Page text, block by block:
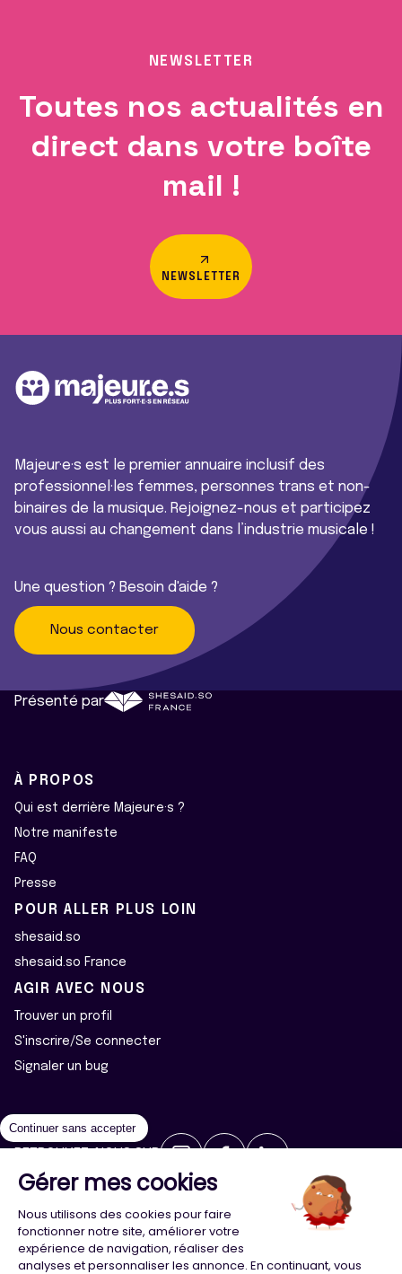
NEWSLETTER
Toutes nos actualités en
direct dans votre boîte
mail !
NEWSLETTER
Majeur·e·s est le premier annuaire inclusif des
professionnel·les femmes, personnes trans et non-
binaires de la musique. Rejoignez-nous et participez
vous aussi au changement dans l’industrie musicale !
Une question ? Besoin d'aide ?
Nous contacter
Présenté par
À PROPOS
Qui est derrière Majeur·e·s ?
Notre manifeste
FAQ
Presse
POUR ALLER PLUS LOIN
shesaid.so
shesaid.so France
AGIR AVEC NOUS
Trouver un profil
S'inscrire/Se connecter
Signaler un bug
2026 ©Majeur·e·s - Tous droits réservés
Politique de confidentialité
Cookies
Conception Agence Adeliom
Continuer sans accepter
Gérer mes cookies
Nous utilisons des cookies pour faire
fonctionner notre site, améliorer votre
expérience de navigation, réaliser des
analyses et personnaliser les annonce. En continuant, vous